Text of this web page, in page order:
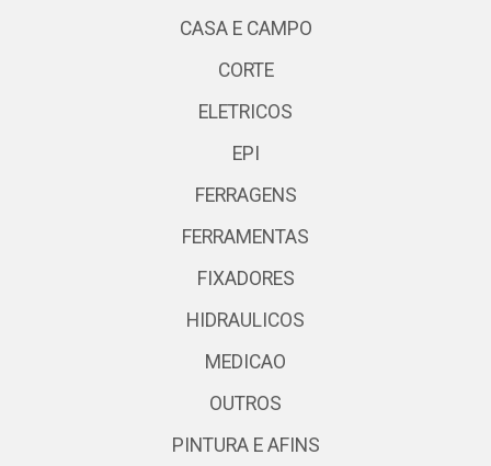
CASA E CAMPO
CORTE
ELETRICOS
EPI
FERRAGENS
FERRAMENTAS
FIXADORES
HIDRAULICOS
MEDICAO
OUTROS
PINTURA E AFINS